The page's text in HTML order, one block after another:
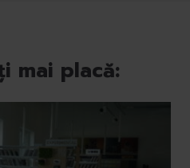
mai placă: